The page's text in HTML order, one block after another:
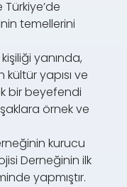
temellerini
yanında,
yapısı ve
bir beyefendi
örnek ve
kurucu
Derneğinin ilk
yapmıştır.